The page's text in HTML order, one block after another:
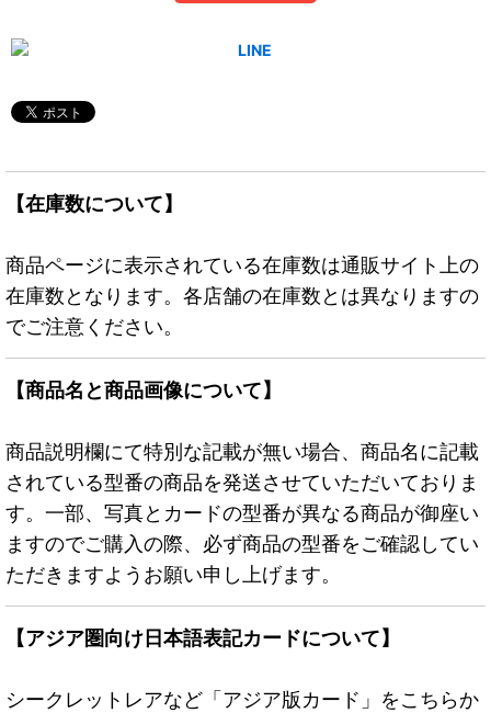
【在庫数について】
商品ページに表示されている在庫数は通販サイト上の
在庫数となります。各店舗の在庫数とは異なりますの
でご注意ください。
【商品名と商品画像について】
商品説明欄にて特別な記載が無い場合、商品名に記載
されている型番の商品を発送させていただいておりま
す。一部、写真とカードの型番が異なる商品が御座い
ますのでご購入の際、必ず商品の型番をご確認してい
ただきますようお願い申し上げます。
【アジア圏向け日本語表記カードについて】
シークレットレアなど「アジア版カード」をこちらか